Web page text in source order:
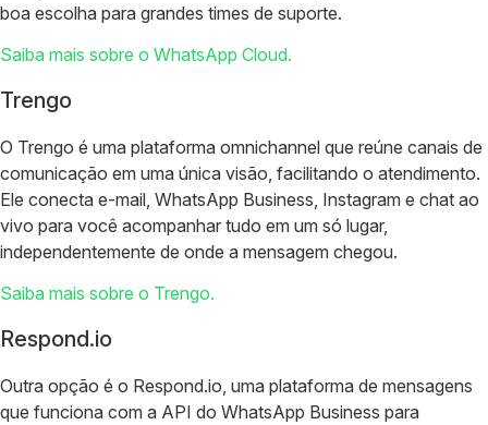
boa escolha para grandes times de suporte.
Saiba mais sobre o WhatsApp Cloud.
Trengo
O Trengo é uma plataforma omnichannel que reúne canais de
comunicação em uma única visão, facilitando o atendimento.
Ele conecta e-mail, WhatsApp Business, Instagram e chat ao
vivo para você acompanhar tudo em um só lugar,
independentemente de onde a mensagem chegou.
Saiba mais sobre o Trengo.
Respond.io
Outra opção é o Respond.io, uma plataforma de mensagens
que funciona com a API do WhatsApp Business para